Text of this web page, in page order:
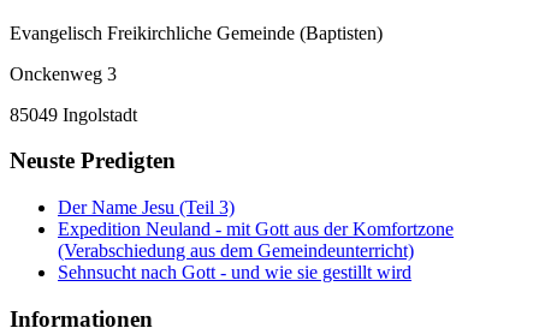
Evangelisch Freikirchliche Gemeinde (Baptisten)
Onckenweg 3
85049 Ingolstadt
Neuste Predigten
Der Name Jesu (Teil 3)
Expedition Neuland - mit Gott aus der Komfortzone
(Verabschiedung aus dem Gemeindeunterricht)
Sehnsucht nach Gott - und wie sie gestillt wird
Informationen